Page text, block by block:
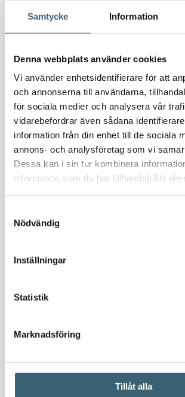
Samtycke Information
Denna webbplats använder cookies
Vi använder enhetsidentifierare för att
och annonserna till användarna,
för sociala medier och analysera vår
vidarebefordrar även sådana
information från din enhet till de sociala
annons- och analysföretag som vi
Dessa kan i sin tur kombinera
information som du har tillhandahållit
Nödvändig
Inställningar
Statistik
Marknadsföring
Tillåt alla
Kemikalietankar
Uppsamlingskärl för fat & IBC
Spilloljetankar & utrustning
Oljepumpar & tillbehör
Förvaringslådor & sandlådor
Uthyrning
Kundcase
Om oss
Nyheter
Kundspecifik tillverkning
Hem/Butik/Vattentankar & utrustning
Förhöjning